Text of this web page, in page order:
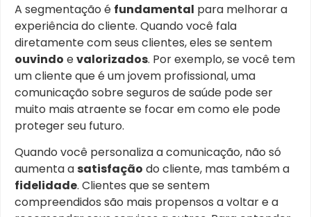
A segmentação é fundamental para melhorar a
experiência do cliente. Quando você fala
diretamente com seus clientes, eles se sentem
ouvindo evalorizados. Por exemplo, se você tem
um cliente que é um jovem profissional, uma
comunicação sobre seguros de saúde pode ser
muito mais atraente se focar em como ele pode
proteger seu futuro.
Quando você personaliza a comunicação, não só
aumenta asatisfação do cliente, mas também a
fidelidade. Clientes que se sentem
compreendidos são mais propensos a voltar e a